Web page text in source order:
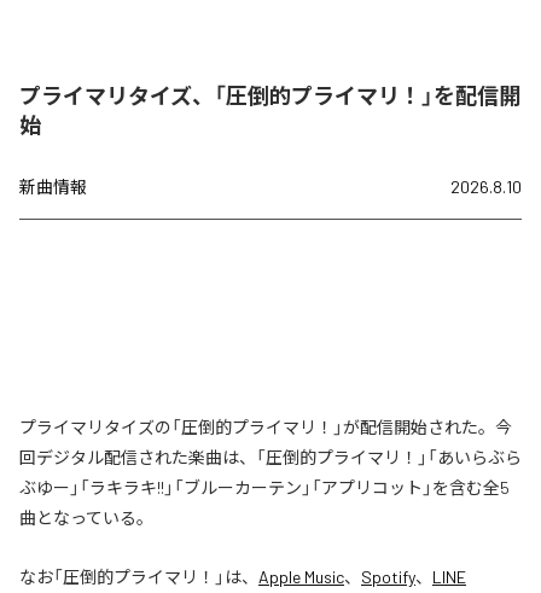
プライマリタイズ、「圧倒的プライマリ！」を配信開
始
新曲情報 2026.8.10
プライマリタイズの「圧倒的プライマリ！」が配信開始された。今
回デジタル配信された楽曲は、「圧倒的プライマリ！」「あいらぶら
ぶゆー」「ラキラキ!!」「ブルーカーテン」「アプリコット」を含む全5
曲となっている。
なお「圧倒的プライマリ！ 」は、 Apple Music、 Spotify、 LINE